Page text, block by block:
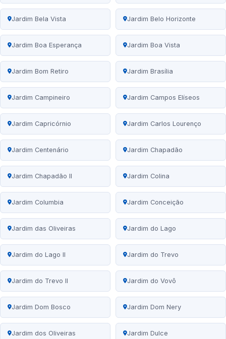
Jardim Bela Vista Jardim Belo Horizonte
Jardim Boa Esperança Jardim Boa Vista
Jardim Bom Retiro Jardim Brasília
Jardim Campineiro Jardim Campos Elíseos
Jardim Capricórnio Jardim Carlos Lourenço
Jardim Centenário Jardim Chapadão
Jardim Chapadão II Jardim Colina
Jardim Columbia Jardim Conceição
Jardim das Oliveiras Jardim do Lago
Jardim do Lago II Jardim do Trevo
Jardim do Trevo II Jardim do Vovô
Jardim Dom Bosco Jardim Dom Nery
Jardim dos Oliveiras Jardim Dulce